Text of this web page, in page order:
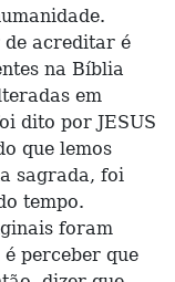
de acreditar é
na Bíblia
em
dito por JESUS
que lemos
sagrada, foi
tempo.
foram
perceber que